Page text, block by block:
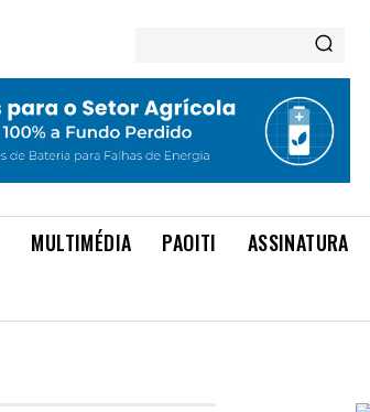
MULTIMÉDIA PAOITI ASSINATURA